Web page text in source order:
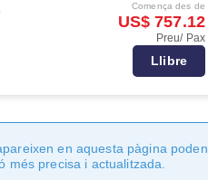
Comença des de
US$ 757.12
Preu/ Pax
Llibre
en aquesta pàgina
més precisa i actualitzada.